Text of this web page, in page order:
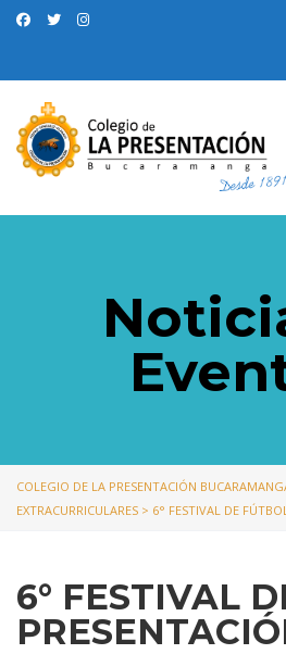
COLEGIO DE LA PRESENTACIÓN
EXTRACURRICULARES > 6° FESTIVAL DE
6° FESTIVAL